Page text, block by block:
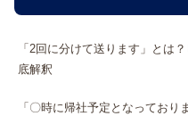
「2回に分けて送ります」とは
底解釈
「〇時に帰社予定となってお